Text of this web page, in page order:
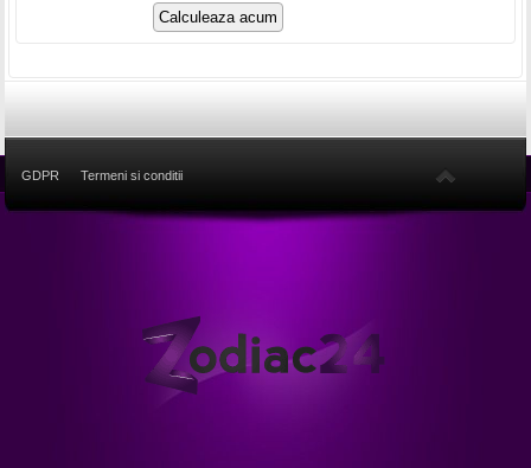
GDPR Termeni si conditii